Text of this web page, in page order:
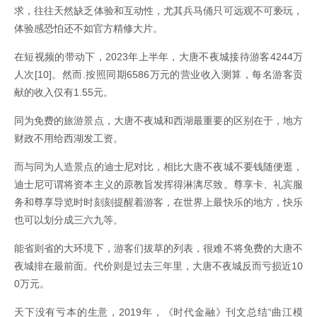
求，往往天然缺乏体验和互动性，尤其兵马俑只可远观不可亵玩，
体验感恐怕还不如官方精修大片。
在短视频的带动下，2023年上半年，大唐不夜城接待游客4244万
人次[10]。然而.按照同期6586万元的营业收入测算，每名游客贡
献的收入仅有1.55元。
同为免费的旅游景点，大唐不夜城和西湖最重要的区别在于，地方
财政不用给西湖发工资。
而与同为人造景点的迪士尼对比，相比大唐不夜城不要钱随便逛，
迪士尼可谓将资本主义的原教旨发挥得淋漓尽致。尊享卡、礼宾服
务和尊享导览时时刻刻提醒着游客，在世界上最快乐的地方，快乐
也可以划分成三六九等。
能省则省的大环境下，游客们拔草的列表，很难不将免费的大唐不
夜城排在最前面。代价则是过去三年里，大唐不夜城反而亏损近10
0万元。
天下没有亏本的生意，2019年，《时代金融》刊文总结“曲江模